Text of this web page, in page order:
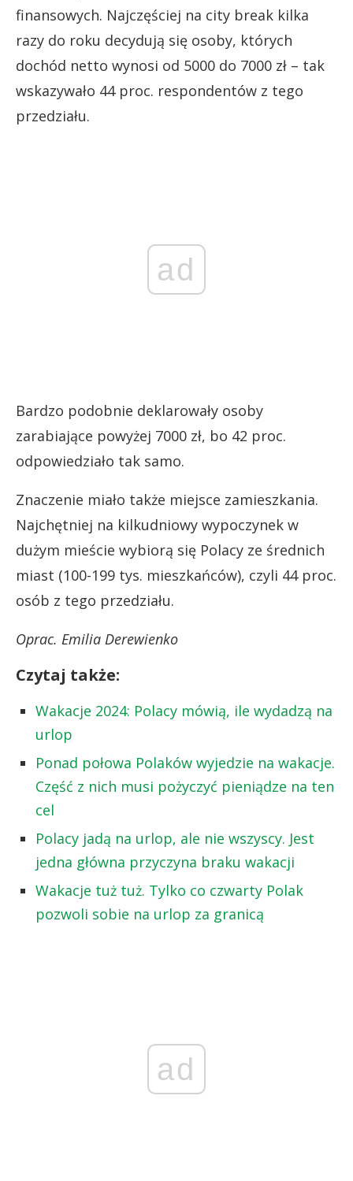
finansowych. Najczęściej na city break kilka
razy do roku decydują się osoby, których
dochód netto wynosi od 5000 do 7000 zł – tak
wskazywało 44 proc. respondentów z tego
przedziału.
ad
Bardzo podobnie deklarowały osoby
zarabiające powyżej 7000 zł, bo 42 proc.
odpowiedziało tak samo.
Znaczenie miało także miejsce zamieszkania.
Najchętniej na kilkudniowy wypoczynek w
dużym mieście wybiorą się Polacy ze średnich
miast (100-199 tys. mieszkańców), czyli 44 proc.
osób z tego przedziału.
Oprac. Emilia Derewienko
Czytaj także:
Wakacje 2024: Polacy mówią, ile wydadzą na
urlop
Ponad połowa Polaków wyjedzie na wakacje.
Część z nich musi pożyczyć pieniądze na ten
cel
Polacy jadą na urlop, ale nie wszyscy. Jest
jedna główna przyczyna braku wakacji
Wakacje tuż tuż. Tylko co czwarty Polak
pozwoli sobie na urlop za granicą
ad